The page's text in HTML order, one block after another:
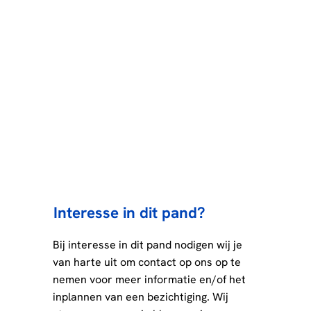
Interesse in dit pand?
Bij interesse in dit pand nodigen wij je
van harte uit om contact op ons op te
nemen voor meer informatie en/of het
inplannen van een bezichtiging. Wij